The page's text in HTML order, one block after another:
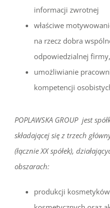
informacji zwrotnej
właściwe
na rzecz dobra
odpowiedzialnej firmy,
umożliwianie
kompetencji
POPLAWSKA GROUP jest
składającej się z trzech
(łącznie XX spółek),
obszarach:
produkcji